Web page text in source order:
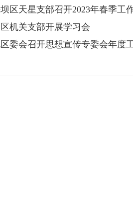
区天星支部召开2023年春季工
机关支部开展学习会
委会召开思想宣传专委会年度